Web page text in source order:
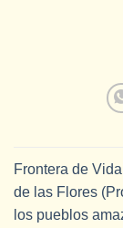
Frontera de
de las Flores
los pueblos